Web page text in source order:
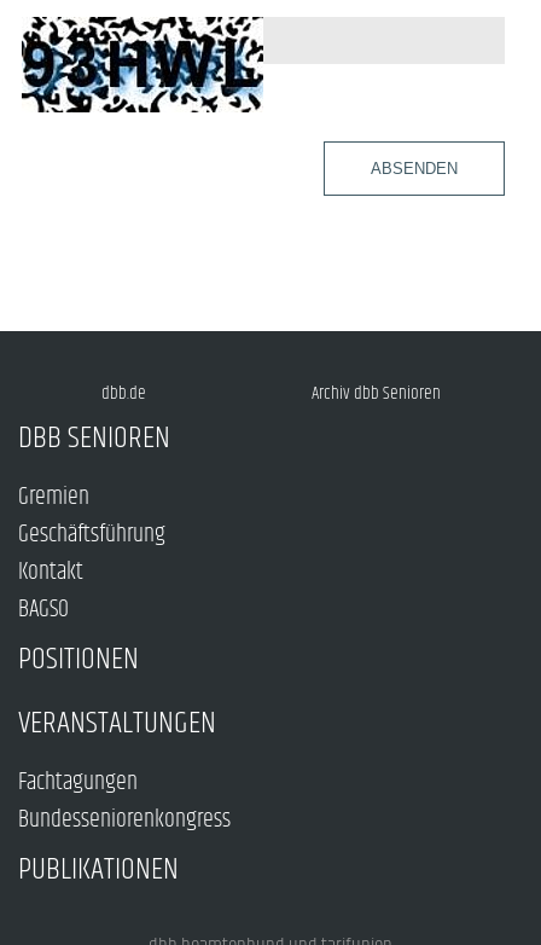
ABSENDEN
dbb.de Archiv dbb Senioren
DBB SENIOREN
Gremien
Geschäftsführung
Kontakt
BAGSO
POSITIONEN
VERANSTALTUNGEN
Fachtagungen
Bundesseniorenkongress
PUBLIKATIONEN